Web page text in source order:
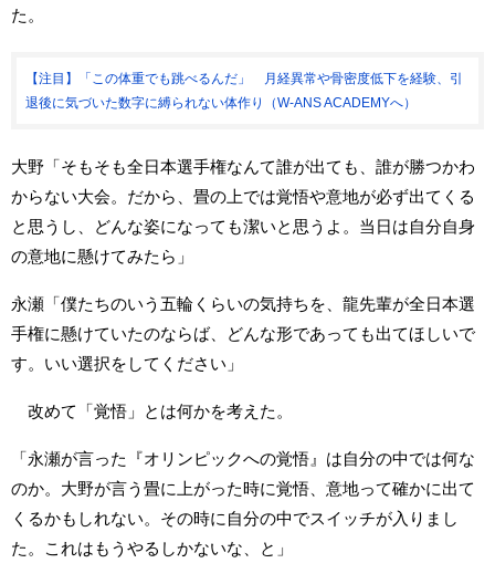
た。
【注目】「この体重でも跳べるんだ」 月経異常や骨密度低下を経験、引
退後に気づいた数字に縛られない体作り（W-ANS ACADEMYへ）
大野「そもそも全日本選手権なんて誰が出ても、誰が勝つかわ
からない大会。だから、畳の上では覚悟や意地が必ず出てくる
と思うし、どんな姿になっても潔いと思うよ。当日は自分自身
の意地に懸けてみたら」
永瀬「僕たちのいう五輪くらいの気持ちを、龍先輩が全日本選
手権に懸けていたのならば、どんな形であっても出てほしいで
す。いい選択をしてください」
改めて「覚悟」とは何かを考えた。
「永瀬が言った『オリンピックへの覚悟』は自分の中では何な
のか。大野が言う畳に上がった時に覚悟、意地って確かに出て
くるかもしれない。その時に自分の中でスイッチが入りまし
た。これはもうやるしかないな、と」